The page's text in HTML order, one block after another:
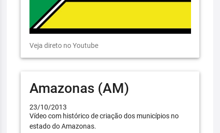
Veja direto no Youtube
Amazonas (AM)
23/10/2013
Vídeo com histórico de criação dos municípios no
estado do Amazonas.